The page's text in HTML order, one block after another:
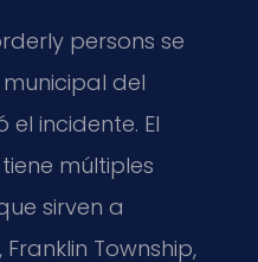
persons se
del
incidente. El
múltiples
sirven a
Township,